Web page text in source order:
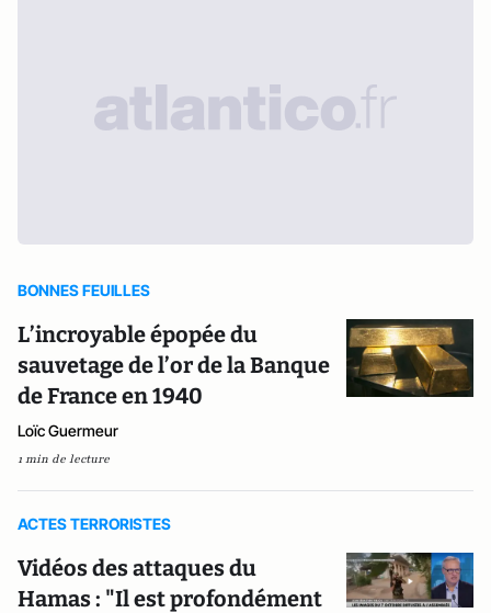
BONNES FEUILLES
L’incroyable épopée du
sauvetage de l’or de la Banque
de France en 1940
Loïc Guermeur
1 min de lecture
ACTES TERRORISTES
Vidéos des attaques du
Hamas : "Il est profondément